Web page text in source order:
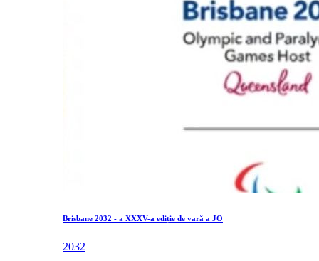
Brisbane 2032 - a XXXV-a ediție de vară a JO
2032